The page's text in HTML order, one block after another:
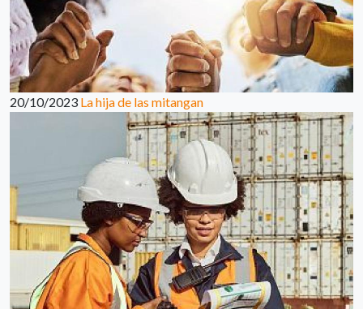
20/10/2023 La hija de las mitangan